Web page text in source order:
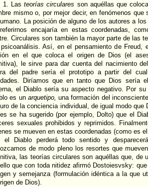
1. Lasteorías circulares son aquéllas que
mismo o, por mejor decir, en fenómenos
La posición de alguno de los autores a
encajaría en estas coordenadas,
Circulares son también la mayor parte de las
Así, en el pensamiento de Freud,
en el que coloca el origen de Dios (el
le sirve para dar cuenta del nacimiento
del padre sería el prototipo a partir del
Diríamos que en tanto que Dios sería
el Diablo sería su aspecto negativo. Por
es un arquetipo, una formación del
de la conciencia individual, de igual modo
se ha sugerido (por ejemplo, Dolto) que el
sexuales prohibidos y reprimidos.
se mueven en estas coordenadas (como es
el Diablo perderá todo sentido y
de modo pleno los resortes que
las teorías circulares son aquéllas que, de
que con toda nitidez afirmó Dostoiesvsky:
y semejanza (formulación idéntica a la que
de Dios).